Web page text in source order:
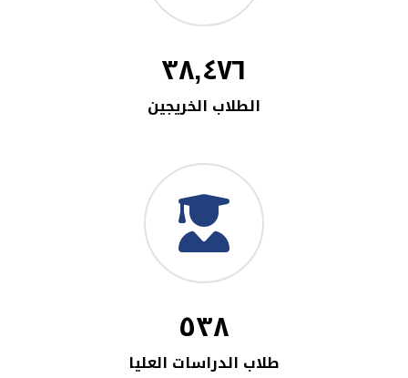
٣٨,٤٧٦
الطلاب الخريجين
٥٣٨
طلاب الدراسات العليا